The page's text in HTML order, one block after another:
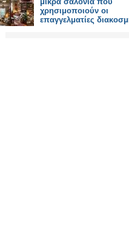
χρησιμοποιούν οι
επαγγελματίες